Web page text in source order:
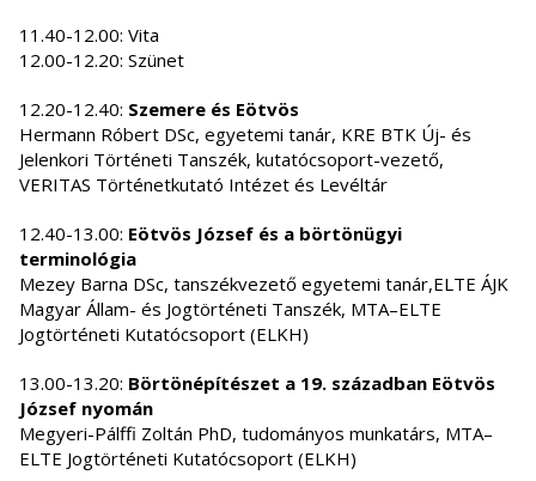
11.40-12.00: Vita
12.00-12.20: Szünet
12.20-12.40: Szemere és Eötvös
Hermann Róbert DSc, egyetemi tanár, KRE BTK Új- és
Jelenkori Történeti Tanszék, kutatócsoport-vezető,
VERITAS Történetkutató Intézet és Levéltár
12.40-13.00: Eötvös József és a börtönügyi
terminológia
Mezey Barna DSc, tanszékvezető egyetemi tanár,ELTE ÁJK
Magyar Állam- és Jogtörténeti Tanszék, MTA–ELTE
Jogtörténeti Kutatócsoport (ELKH)
13.00-13.20: Börtönépítészet a 19. században Eötvös
József nyomán
Megyeri-Pálffi Zoltán PhD, tudományos munkatárs, MTA–
ELTE Jogtörténeti Kutatócsoport (ELKH)